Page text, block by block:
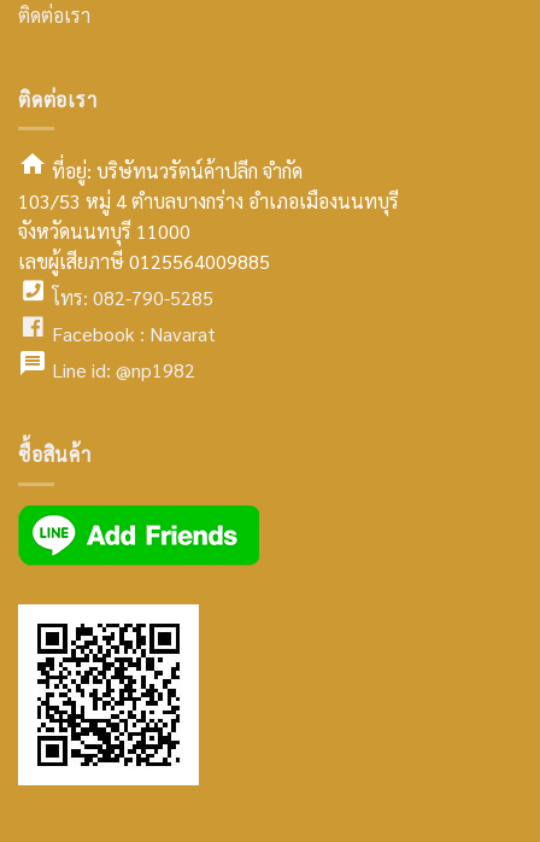
ติดต่อเรา
ติดต่อเรา
smt2
home
icon
ที่อยู่: บริษัทนวรัตน์ค้าปลีก จำกัด
103/53 หมู่ 4 ตำบลบางกร่าง อำเภอเมืองนนทบุรี
จังหวัดนนทบุรี 11000
เลขผู้เสียภาษี 0125564009885
facebook
icon
โทร: 082-790-5285
facebook
Facebook : Navarat
icon
Line id: @np1982
ซื้อสินค้า